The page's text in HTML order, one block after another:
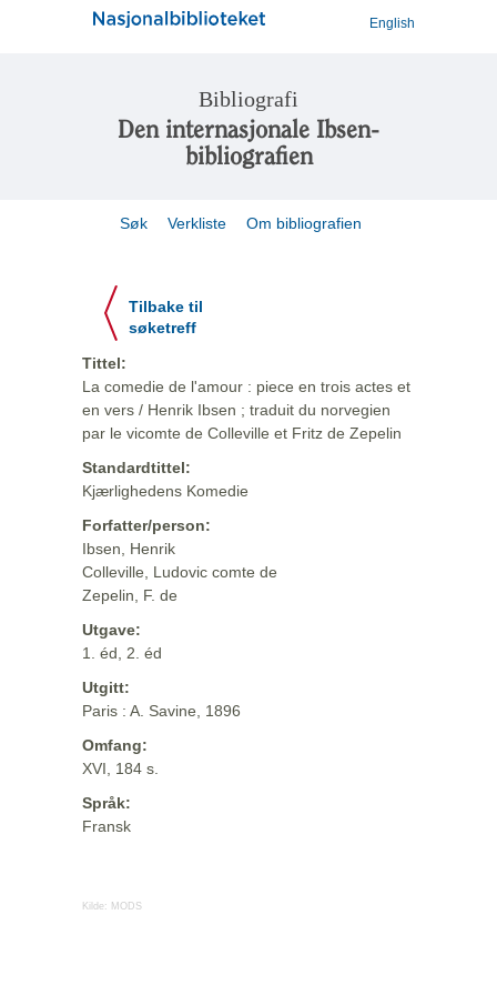
English
Bibliografi
Den internasjonale Ibsen-
bibliografien
Søk Verkliste Om bibliografien
Tilbake til
søketreff
Tittel:
La comedie de l'amour : piece en trois actes et
en vers / Henrik Ibsen ; traduit du norvegien
par le vicomte de Colleville et Fritz de Zepelin
Standardtittel:
Kjærlighedens Komedie
Forfatter/person:
Ibsen, Henrik
Colleville, Ludovic comte de
Zepelin, F. de
Utgave:
1. éd, 2. éd
Utgitt:
Paris : A. Savine, 1896
Omfang:
XVI, 184 s.
Språk:
Fransk
Kilde: MODS